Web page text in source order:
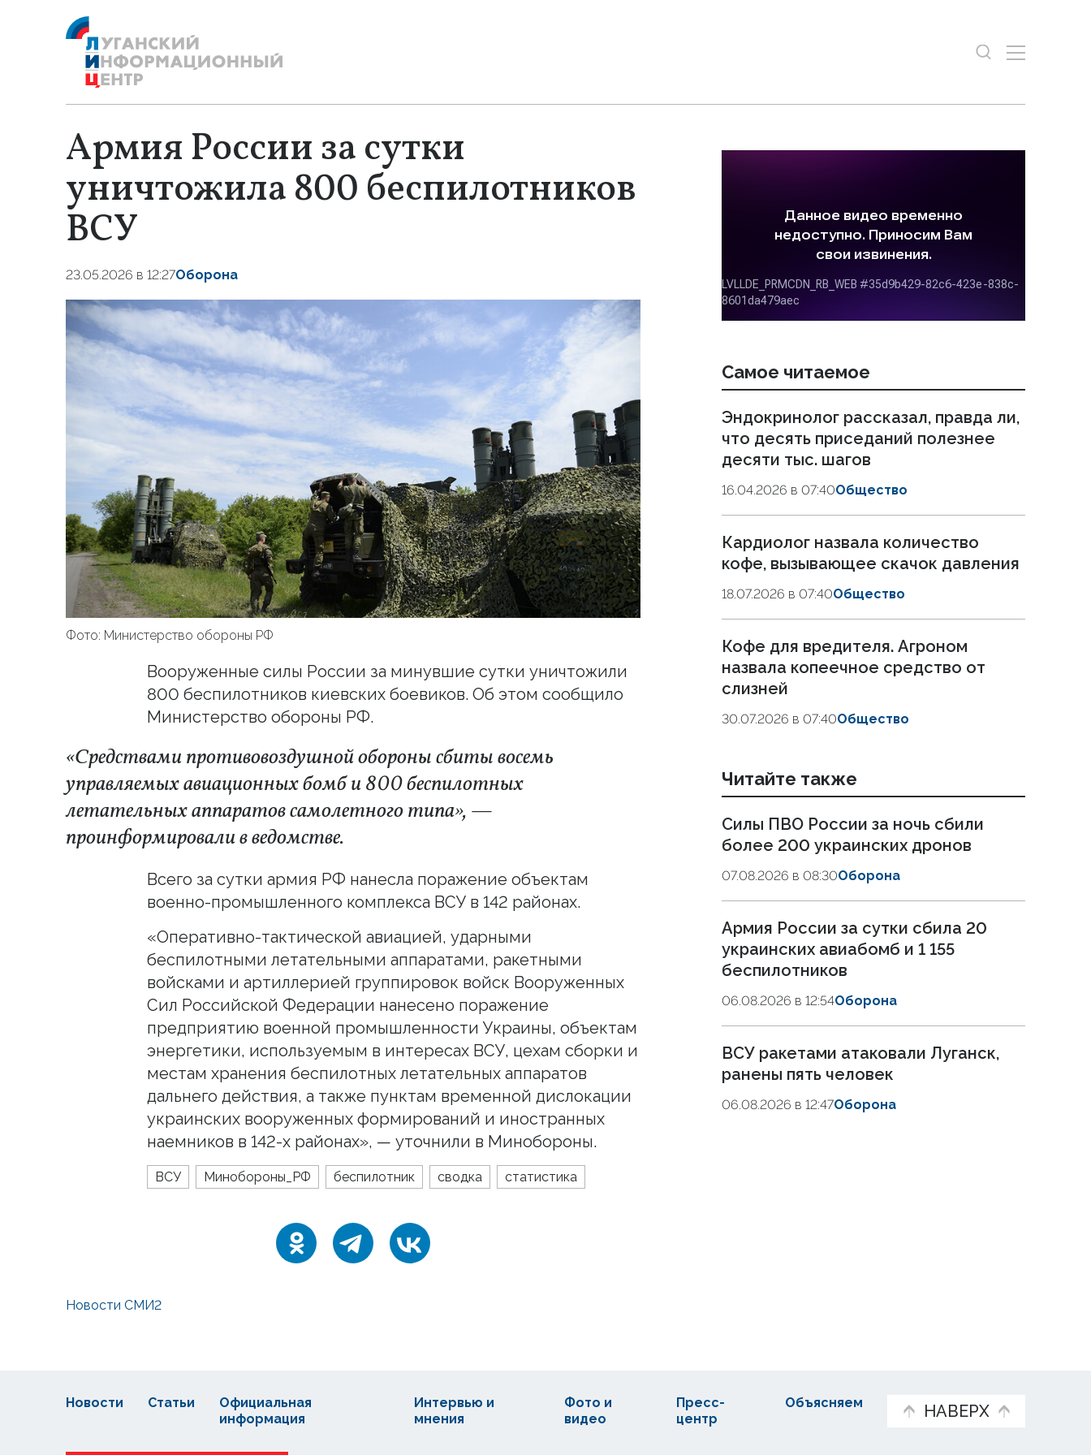
Армия России за сутки
уничтожила 800 беспилотников
ВСУ
23.05.2026 в 12:27Оборона
Фото: Министерство обороны РФ
Вооруженные силы России за минувшие сутки уничтожили
800 беспилотников киевских боевиков. Об этом сообщило
Министерство обороны РФ.
«Средствами противовоздушной обороны сбиты восемь
управляемых авиационных бомб и 800 беспилотных
летательных аппаратов самолетного типа», —
проинформировали в ведомстве.
Всего за сутки армия РФ нанесла поражение объектам
военно-промышленного комплекса ВСУ в 142 районах.
«Оперативно-тактической авиацией, ударными
беспилотными летательными аппаратами, ракетными
войсками и артиллерией группировок войск Вооруженных
Сил Российской Федерации нанесено поражение
предприятию военной промышленности Украины, объектам
энергетики, используемым в интересах ВСУ, цехам сборки и
местам хранения беспилотных летательных аппаратов
дальнего действия, а также пунктам временной дислокации
украинских вооруженных формирований и иностранных
наемников в 142-х районах», — уточнили в Минобороны.
ВСУ Минобороны_РФ беспилотник сводка статистика
Самое читаемое
Эндокринолог рассказал, правда ли,
что десять приседаний полезнее
десяти тыс. шагов
16.04.2026 в 07:40Общество
Кардиолог назвала количество
кофе, вызывающее скачок давления
18.07.2026 в 07:40Общество
Кофе для вредителя. Агроном
назвала копеечное средство от
слизней
30.07.2026 в 07:40Общество
Читайте также
Силы ПВО России за ночь сбили
более 200 украинских дронов
07.08.2026 в 08:30Оборона
Армия России за сутки сбила 20
украинских авиабомб и 1 155
беспилотников
06.08.2026 в 12:54Оборона
ВСУ ракетами атаковали Луганск,
ранены пять человек
06.08.2026 в 12:47Оборона
Новости СМИ2
НАВЕРХ
Новости Статьи
Официальная
информация
Интервью и
мнения
Фото и
видео
Пресс-
центр
Объясняем